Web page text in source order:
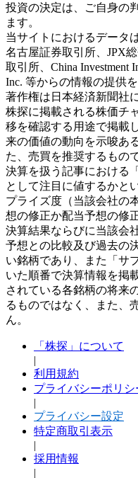
投資の決定は、ご自身の
ます。
当サイトにおけるデータ
名古屋証券取引所、JPX
取引所、China Investment
Inc. 等からの情報の提供
著作権は日本経済新聞社
株探に掲載される株価チ
移を確認する用途で掲載
来の価値の動向を示唆あ
た、売買を推奨するもの
決算を扱う記事における
として注目に値するかと
プライズ度（当該会社の
想の修正か配当予想の修
決算結果ならびに当該会
予想との比較及び過去の
い銘柄であり、また「サ
いた順番で決算情報を掲
されている各銘柄の将来
るものではなく、また、
ん。
「株探」について
|
利用規約
プライバシーポリシ
|
プライバシー設定
特定商取引表示
|
採用情報
|